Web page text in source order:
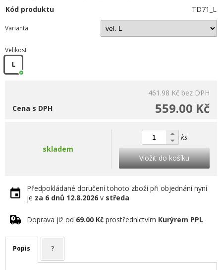
Kód produktu
TD71_L
Varianta
Velikost
L
461.98 Kč bez DPH
559.00 Kč
Cena s DPH
skladem
ks
Vložit do košíku
Předpokládané doručení tohoto zboží při objednání nyní
je za 6 dnů 12.8.2026 v středa
Doprava již od 69.00 Kč prostřednictvím Kurýrem PPL
Popis ?